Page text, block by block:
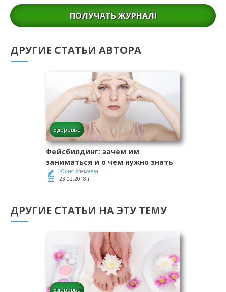
ПОЛУЧАТЬ ЖУРНАЛ!
ДРУГИЕ СТАТЬИ АВТОРА
Здоровье
Фейсбилдинг: зачем им
заниматься и о чем нужно знать
Юлия Алексеева
23.02.2018 г.
ДРУГИЕ СТАТЬИ НА ЭТУ ТЕМУ
Здоровье